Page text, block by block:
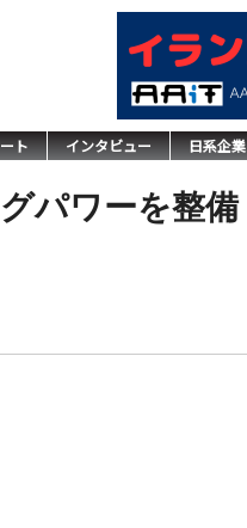
ト インタビュー 日系企業
パワーを整備